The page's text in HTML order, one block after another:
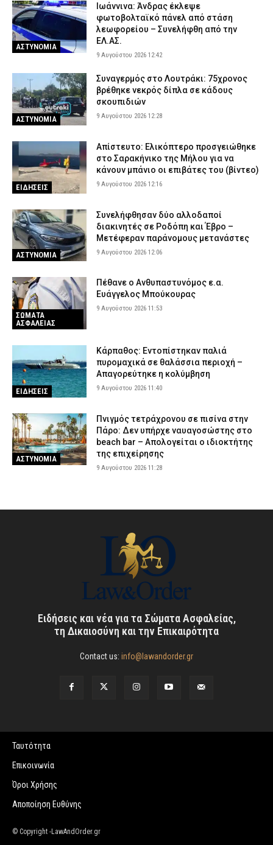
ΑΣΤΥΝΟΜΙΑ
Ιωάννινα: Άνδρας έκλεψε
φωτοβολταϊκό πάνελ από στάση
λεωφορείου – Συνελήφθη από την
ΕΛ.ΑΣ.
9 Αυγούστου 2026 12:42
ΑΣΤΥΝΟΜΙΑ
Συναγερμός στο Λουτράκι: 75χρονος
βρέθηκε νεκρός δίπλα σε κάδους
σκουπιδιών
9 Αυγούστου 2026 12:28
ΕΙΔΗΣΕΙΣ
Απίστευτο: Ελικόπτερο προσγειώθηκε
στο Σαρακήνικο της Μήλου για να
κάνουν μπάνιο οι επιβάτες του (βίντεο)
9 Αυγούστου 2026 12:16
ΑΣΤΥΝΟΜΙΑ
Συνελήφθησαν δύο αλλοδαποί
διακινητές σε Ροδόπη και Έβρο –
Μετέφεραν παράνομους μετανάστες
9 Αυγούστου 2026 12:06
ΣΩΜΑΤΑ
ΑΣΦΑΛΕΙΑΣ
Πέθανε ο Ανθυπαστυνόμος ε.α.
Ευάγγελος Μπούκουρας
9 Αυγούστου 2026 11:53
ΕΙΔΗΣΕΙΣ
Κάρπαθος: Εντοπίστηκαν παλιά
πυρομαχικά σε θαλάσσια περιοχή –
Απαγορεύτηκε η κολύμβηση
9 Αυγούστου 2026 11:40
ΑΣΤΥΝΟΜΙΑ
Πνιγμός τετράχρονου σε πισίνα στην
Πάρο: Δεν υπήρχε ναυαγοσώστης στο
beach bar – Απολογείται ο ιδιοκτήτης
της επιχείρησης
9 Αυγούστου 2026 11:28
Ειδήσεις και νέα για τα Σώματα Ασφαλείας,
τη Δικαιοσύνη και την Επικαιρότητα
Contact us: info@lawandorder.gr
Ταυτότητα
Επικοινωνία
Όροι Χρήσης
Αποποίηση Ευθύνης
© Copyright -LawAndOrder.gr